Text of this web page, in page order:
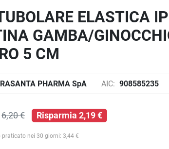
ELASTICA
GAMBA/
5 CM
PHARMA SpA AIC: 908585235
6,20 € Risparmia 2,19 €
praticato nei 30 giorni: 3,44 €